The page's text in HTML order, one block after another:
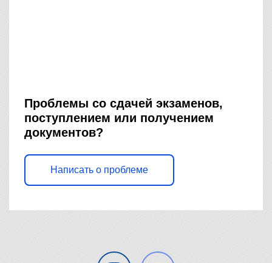
Проблемы со сдачей экзаменов,
поступлением или получением
документов?
Написать о проблеме